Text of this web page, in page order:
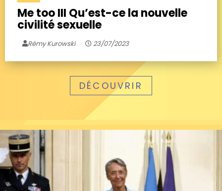
Me too III Qu’est-ce la nouvelle
civilité sexuelle
Rémy Kurowski 23/07/2023
DÉCOUVRIR